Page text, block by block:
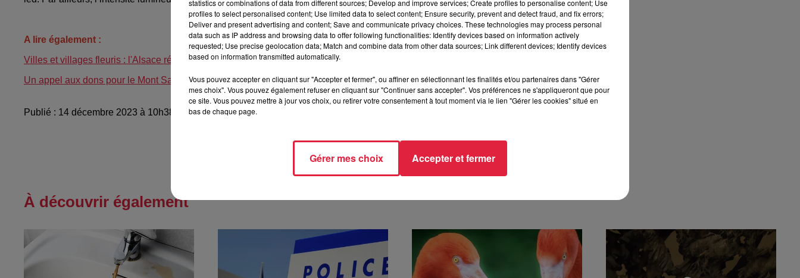
...................................................................
A lire également :
Villes et villages fleuris : l'Alsace récompensée
Un appel aux dons pour le Mont Sainte-Odile
Publié : 14 décembre 2023 à 10h38 par Celine Rinckel
À découvrir également
statistics or combinations of data from different sources; Develop and improve services; Create profiles to personalise content; Use
profiles to select personalised content; Use limited data to select content; Ensure security, prevent and detect fraud, and fix errors;
Deliver and present advertising and content; Save and communicate privacy choices. These technologies may process personal
data such as IP address and browsing data to offer following functionalities: Identify devices based on information actively
requested; Use precise geolocation data; Match and combine data from other data sources; Link different devices; Identify devices
based on information transmitted automatically.
Vous pouvez accepter en cliquant sur "Accepter et fermer", ou affiner en sélectionnant les finalités et/ou partenaires dans "Gérer
mes choix". Vous pouvez également refuser en cliquant sur "Continuer sans accepter". Vos préférences ne s'appliqueront que pour
ce site. Vous pouvez mettre à jour vos choix, ou retirer votre consentement à tout moment via le lien "Gérer les cookies" situé en
bas de chaque page.
Gérer mes choix Accepter et fermer